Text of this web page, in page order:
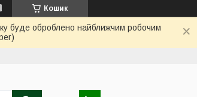
Кошик
буде оброблено найближчим робочим